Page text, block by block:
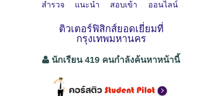
สำรวจ แนะนำ สอบเข้า ออนไลน์
ติวเตอร์ฟิสิกส์ยอดเยี่ยมที่
กรุงเทพมหานคร
นักเรียน 419 คนกำลังค้นหาหน้านี้